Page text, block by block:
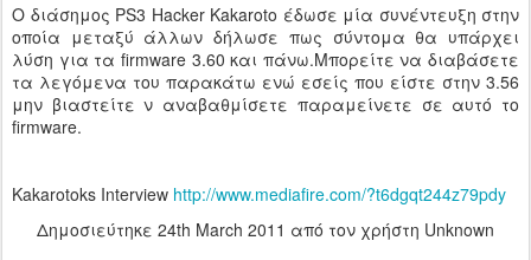
Ο διάσημος PS3 Hacker Κakaroto έδωσε μία συνέντευξη στην
οποία μεταξύ άλλων δήλωσε πως σύντομα θα υπάρχει
λύση για τα firmware 3.60 και πάνω.Μπορείτε να διαβάσετε
τα λεγόμενα του παρακάτω ενώ εσείς που είστε στην 3.56
μην βιαστείτε ν αναβαθμίσετε παραμείνετε σε αυτό το
firmware.
Kakarotoks Interview http://www.mediafire.com/?t6dgqt244z79pdy
Δημοσιεύτηκε 24th March 2011 από τον χρήστη Unknown